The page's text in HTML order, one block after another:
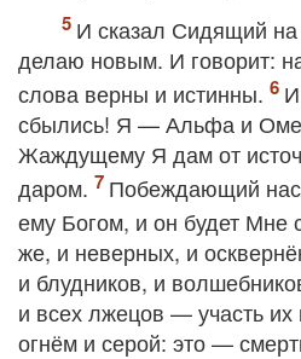
И сказал Сидящий
делаю новым. И говорит:
слова верны и истинны.
сбылись! Я — Альфа и
Жаждущему Я дам от
даром.
Побеждающий
ему Богом, и он будет Мне
же, и неверных, и
и блудников, и
и всех лжецов — участь
огнём и серой: это —